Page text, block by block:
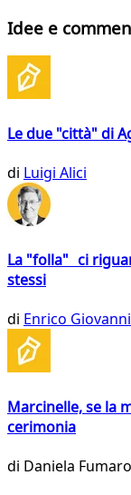
Idee e
Le due "città" di
di Luigi Alici
La "folla" ci
stessi
di Enrico
Marcinelle, se la
cerimonia
di Daniela